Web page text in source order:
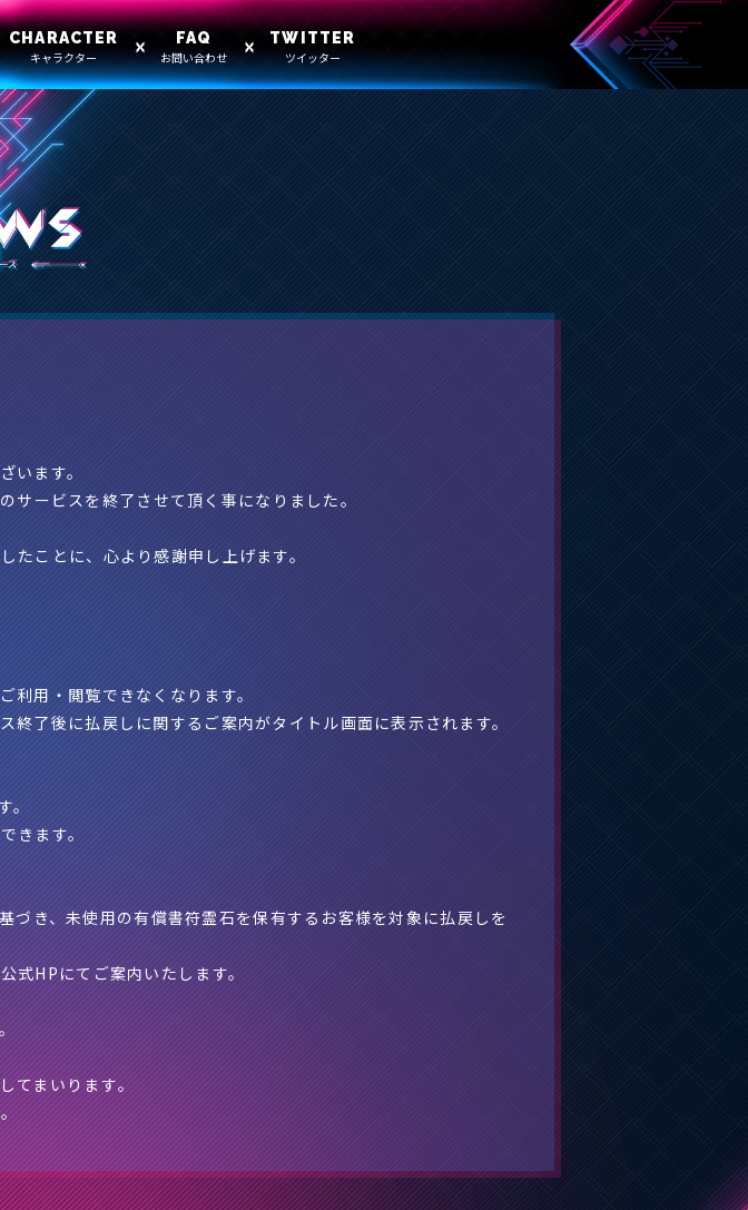
CHARACTER
キャラクター
FAQ
お問い合わせ
TWITTER
ツイッター
います。
ービスを終了させて頂く事になりました。
たことに、心より感謝申し上げます。
用・閲覧できなくなります。
了後に払戻しに関するご案内がタイトル画面に表示されます。
きます。
き、未使用の有償書符霊石を保有するお客様を対象に払戻しを
式HPにてご案内いたします。
てまいります｡